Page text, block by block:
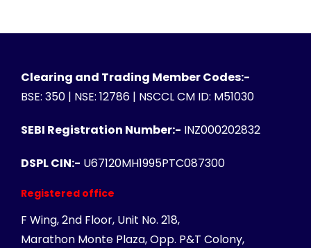
Clearing and Trading Member Codes:-
BSE: 350 | NSE: 12786 | NSCCL CM ID: M51030
SEBI Registration Number:- INZ000202832
DSPL CIN:- U67120MH1995PTC087300
Registered office
F Wing, 2nd Floor, Unit No. 218,
Marathon Monte Plaza, Opp. P&T Colony,